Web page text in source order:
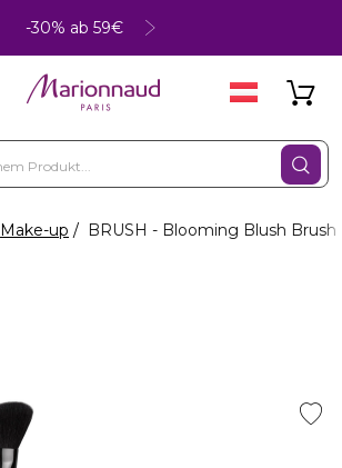
-30% ab 59€
Make-up BRUSH - Blooming Blush Brush